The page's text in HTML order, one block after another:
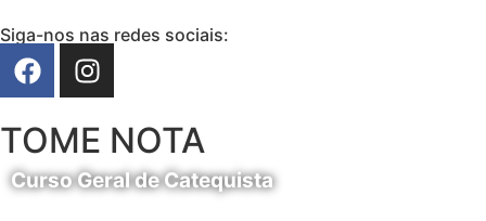
Siga-nos nas redes sociais:
TOME NOTA
Curso Geral de Catequista